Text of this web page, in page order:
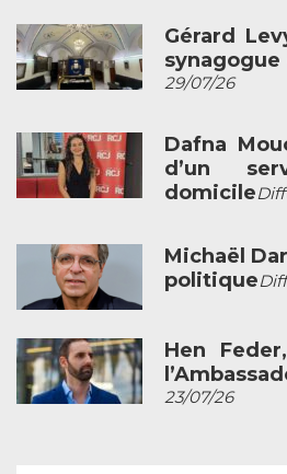
Gérard
29/07/26
Dafna
d’un
domicile
Michaël
politique
Hen
23/07/26